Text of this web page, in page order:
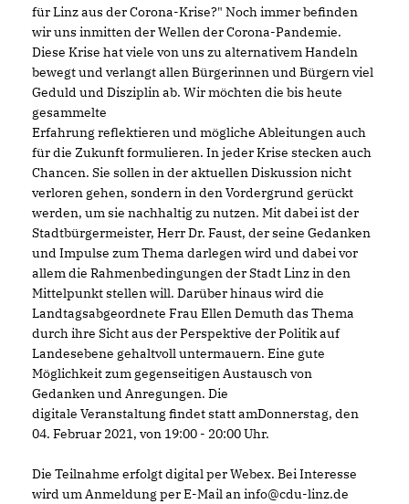
für Linz aus der Corona-Krise?" Noch immer befinden
wir uns inmitten der Wellen der Corona-Pandemie.
Diese Krise hat viele von uns zu alternativem Handeln
bewegt und verlangt allen Bürgerinnen und Bürgern viel
Geduld und Disziplin ab. Wir möchten die bis heute
gesammelte
Erfahrung reflektieren und mögliche Ableitungen auch
für die Zukunft formulieren. In jeder Krise stecken auch
Chancen. Sie sollen in der aktuellen Diskussion nicht
verloren gehen, sondern in den Vordergrund gerückt
werden, um sie nachhaltig zu nutzen. Mit dabei ist der
Stadtbürgermeister, Herr Dr. Faust, der seine Gedanken
und Impulse zum Thema darlegen wird und dabei vor
allem die Rahmenbedingungen der Stadt Linz in den
Mittelpunkt stellen will. Darüber hinaus wird die
Landtagsabgeordnete Frau Ellen Demuth das Thema
durch ihre Sicht aus der Perspektive der Politik auf
Landesebene gehaltvoll untermauern. Eine gute
Möglichkeit zum gegenseitigen Austausch von
Gedanken und Anregungen. Die
digitale Veranstaltung findet statt amDonnerstag, den
04. Februar 2021, von 19:00 - 20:00 Uhr.
Die Teilnahme erfolgt digital per Webex. Bei Interesse
wird um Anmeldung per E-Mail an info@cdu-linz.de